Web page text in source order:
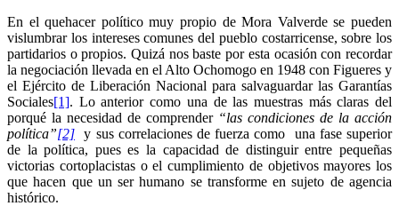
En el quehacer político muy propio de Mora Valverde se pueden
vislumbrar los intereses comunes del pueblo costarricense, sobre los
partidarios o propios. Quizá nos baste por esta ocasión con recordar
la negociación llevada en el Alto Ochomogo en 1948 con Figueres y
el Ejército de Liberación Nacional para salvaguardar las Garantías
Sociales[1]. Lo anterior como una de las muestras más claras del
porqué la necesidad de comprender “las condiciones de la acción
política”[2] y sus correlaciones de fuerza como una fase superior
de la política, pues es la capacidad de distinguir entre pequeñas
victorias cortoplacistas o el cumplimiento de objetivos mayores los
que hacen que un ser humano se transforme en sujeto de agencia
histórico.